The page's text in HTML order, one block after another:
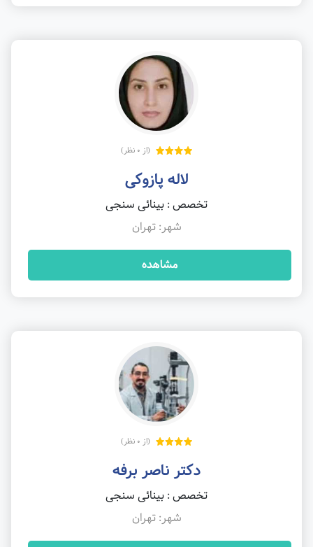
(از 0 نظر)
لاله پازوکی
تخصص : بینائی سنجی
شهر: تهران
مشاهده
(از 0 نظر)
دکتر ناصر برفه
تخصص : بینائی سنجی
شهر: تهران